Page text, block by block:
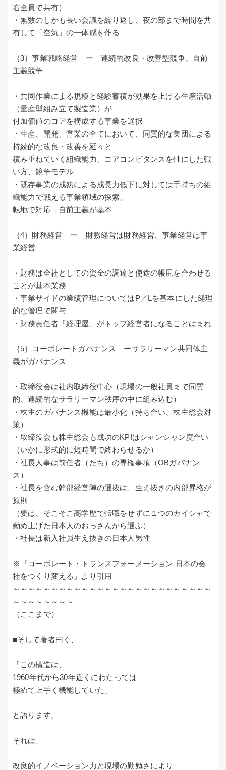
右全員で共有）
・無数のしかも長い会議を繰り返し、夜の部まで時間を共
有して「空気」の一体感を作る
｛3｝事業戦略経営 ー 連続的改良・改善型競争、自前
主義競争
・共同作業による規模と経験蓄積が効果を上げる生産活動
（量産型組み立て製造業）が
付加価値のコアを構成する事業を選択
・生産、開発、営業の全てにおいて、同質的な集団による
持続的な改良・改善を延々と
積み重ねていく組織能力、コアコンピタンスを軸にした戦
い方、競争モデル
・既存事業の成熟による成長力低下に対しては手持ちの組
織能力で戦える事業領域の探索、
転地で対応→自前主義が基本
｛4｝財務経営 ー 財務経営は財務経営、事業経営は事
業経営
・財務は全社としての資金の調達と使途の帳尻を合わせる
ことが基本業務
・事業サイドの業績管理についてはP／Lを基本にした経理
的な管理で関与
・財務責任者「経理屋」がトップ経営者になることはまれ
｛5｝コーポレートガバナンス ーサラリーマン共同体主
義がガバナンス
・取締役会は社内取締役中心（現場の一般社員まで同質
的、連続的なサラリーマン秩序の中に組み込む）
・株主のガバナンス機能は最小化（持ち合い、株主総会対
策）
・取締役会も株主総会も成功のKPIはシャンシャン度合い
（いかに形式的に短時間で終わらせるか）
・社長人事は前任者（たち）の専権事項（OBガバナン
ス）
・社長を含む幹部経営陣の選抜は、生え抜きの内部昇格が
原則
（要は、そこそこ高学歴で転職をせずに１つのカイシャで
勤め上げた日本人のおっさんから選ぶ）
・社長は新入社員生え抜きの日本人男性
※『コーポレート・トランスフォーメーション 日本の会
社をつくり変える』より引用
～～～～～～～～～～～～～～～～～～～～～～～～～～
～～～～～～～～
（ここまで）
■そして著者曰く、
「この構造は、
1960年代から30年近くにわたっては
極めて上手く機能していた」
と語ります。
それは、
改良的イノベーション力と現場の勤勉さにより